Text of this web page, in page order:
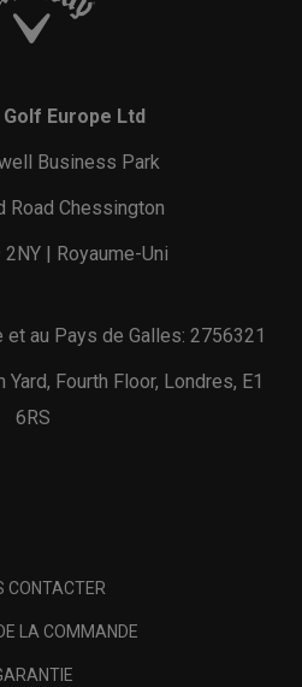
Europe Ltd
Business Park
Road Chessington
| Royaume-Uni
au Pays de Galles: 2756321
Fourth Floor, Londres, E1
6RS
CONTACTER
LA COMMANDE